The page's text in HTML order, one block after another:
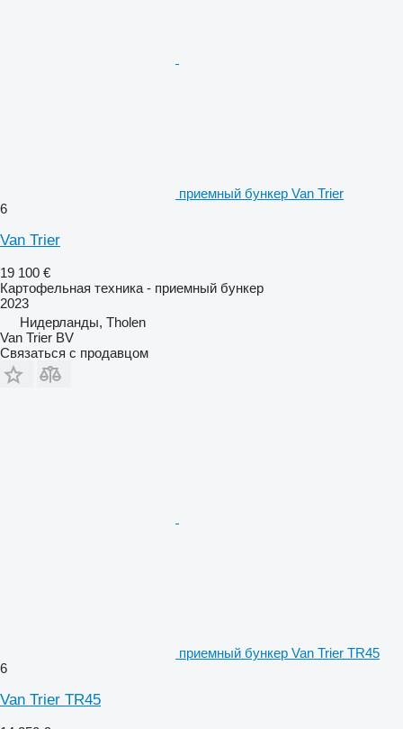
приемный бункер Van Trier
6
Van Trier
19 100 €
Картофельная техника - приемный бункер
2023
Нидерланды, Tholen
Van Trier BV
Связаться с продавцом
приемный бункер Van Trier TR45
6
Van Trier TR45